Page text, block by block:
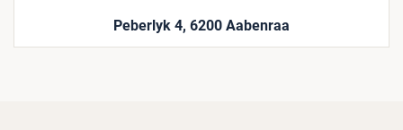
Peberlyk 4, 6200 Aabenraa